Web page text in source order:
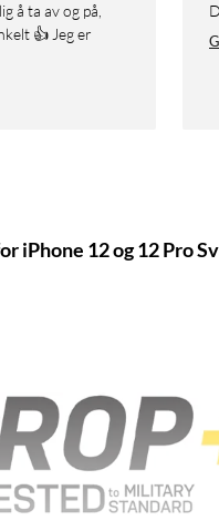
👍 Jeg er
iPhone 12 og 12 Pro